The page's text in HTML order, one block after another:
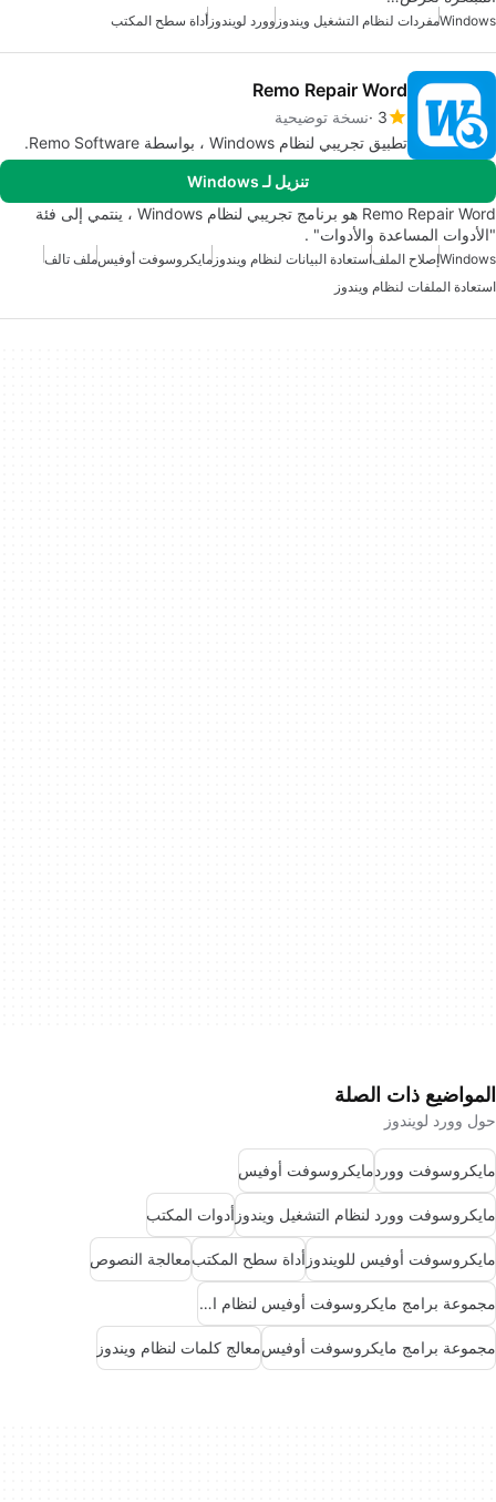
Windowsمفردات لنظام التشغيل ويندوز وورد لويندوز أداة سطح المكتب
Remo Repair Word
3 نسخة توضيحية
تطبيق تجريبي لنظام Windows ، بواسطة Remo Software.
تنزيل لـ Windows
Remo Repair Word هو برنامج تجريبي لنظام Windows ، ينتمي إلى فئة
"الأدوات المساعدة والأدوات" .
Windowsإصلاح الملفاستعادة البيانات لنظام ويندوز مايكروسوفت أوفيسملف تالف
استعادة الملفات لنظام ويندوز
المواضيع ذات الصلة
حول وورد لويندوز
مايكروسوفت ووردمايكروسوفت أوفيس
مايكروسوفت وورد لنظام التشغيل ويندوز أدوات المكتب
مايكروسوفت أوفيس للويندوز أداة سطح المكتبمعالجة النصوص
مجموعة برامج مايكروسوفت أوفيس لنظام التشغيل ويندوز
مجموعة برامج مايكروسوفت أوفيسمعالج كلمات لنظام ويندوز